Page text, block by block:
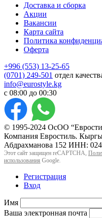
Доставка и сборка
Акции
Вакансии
Карта сайта
Политика
Оферта
+996 (553) 13-25-65
(0701) 249-501 отдел
info@eurostyle.kg
с 08:00 до 00:30
© 1995-2024 ОсОО
Компания Евростиль.
Абдрахманова 152 ИНН:
Этот сайт защищен reCAPTCHA,
использования Google.
Регистрация
Вход
Имя
Ваша электронная почта